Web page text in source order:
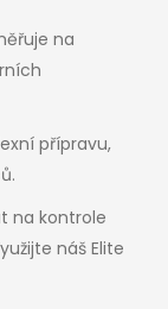
na
přípravu,
na kontrole
náš Elite